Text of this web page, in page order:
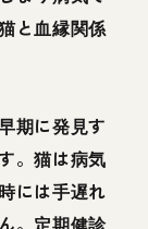
と血縁関係
期に発見す
。猫は病気
には手遅れ
。定期健診